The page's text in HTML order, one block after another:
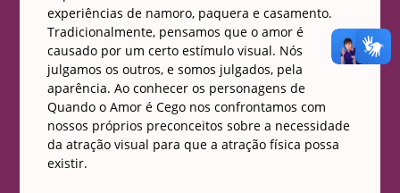
experiências de namoro, paquera e casamento.
Tradicionalmente, pensamos que o amor é
causado por um certo estímulo visual. Nós
julgamos os outros, e somos julgados, pela
aparência. Ao conhecer os personagens de
Quando o Amor é Cego nos confrontamos com
nossos próprios preconceitos sobre a necessidade
da atração visual para que a atração física possa
existir.